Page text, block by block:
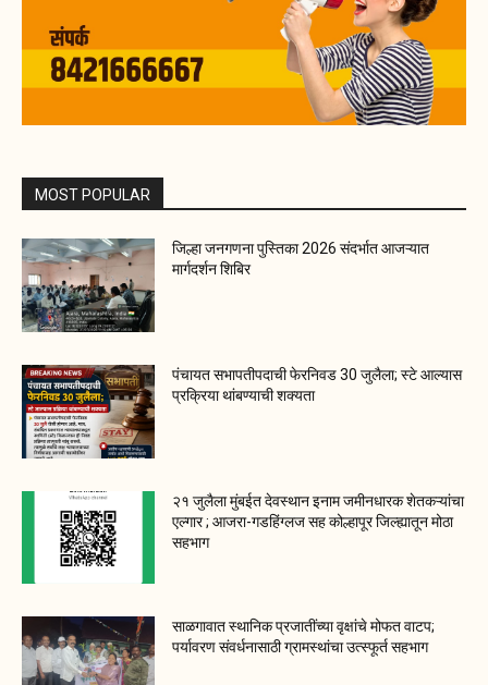
MOST POPULAR
जिल्हा जनगणना पुस्तिका 2026 संदर्भात आजऱ्यात
मार्गदर्शन शिबिर
पंचायत सभापतीपदाची फेरनिवड 30 जुलैला; स्टे आल्यास
प्रक्रिया थांबण्याची शक्यता
२१ जुलैला मुंबईत देवस्थान इनाम जमीनधारक शेतकऱ्यांचा
एल्गार ; आजरा-गडहिंग्लज सह कोल्हापूर जिल्ह्यातून मोठा
सहभाग
साळगावात स्थानिक प्रजातींच्या वृक्षांचे मोफत वाटप;
पर्यावरण संवर्धनासाठी ग्रामस्थांचा उत्स्फूर्त सहभाग